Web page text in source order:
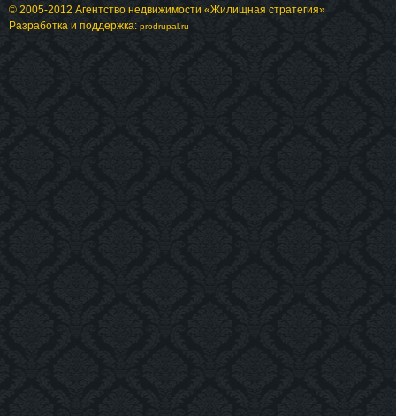
© 2005-2012 Агентство недвижимости «Жилищная стратегия»
Разработка и поддержка: prodrupal.ru